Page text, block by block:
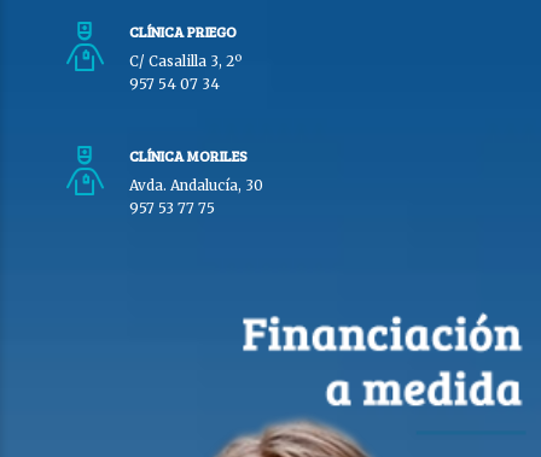
CLÍNICA PRIEGO
C/ Casalilla 3, 2º
957 54 07 34
CLÍNICA MORILES
Avda. Andalucía, 30
957 53 77 75